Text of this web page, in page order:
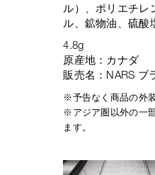
ル）、ポリエチレ
ル、鉱物油、硫酸
4.8g
原産地：カナダ
販売名：NARS ブ
※予告なく商品の外
※アジア圏以外の一
ます。